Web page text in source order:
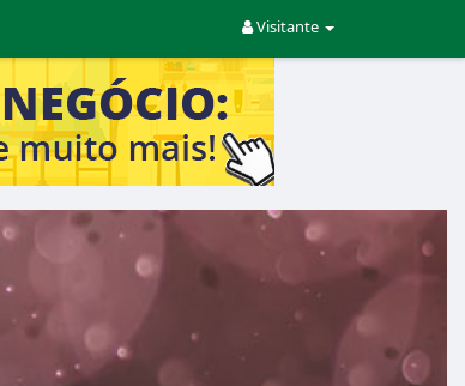
Visitante